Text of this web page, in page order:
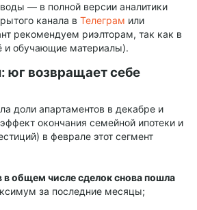
— в полной версии аналитики
канала в Телеграм или
рекомендуем риэлторам, так как в
и обучающие материалы).
юг возвращает себе
доли апартаментов в декабре и
окончания семейной ипотеки и
в феврале этот сегмент
в общем числе сделок снова пошла
за последние месяцы;